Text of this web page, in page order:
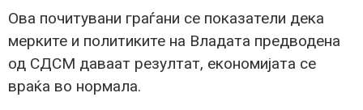
Ова почитувани граѓани се показатели дека
мерките и политиките на Владата предводена
од СДСМ даваат резултат, економијата се
враќа во нормала.